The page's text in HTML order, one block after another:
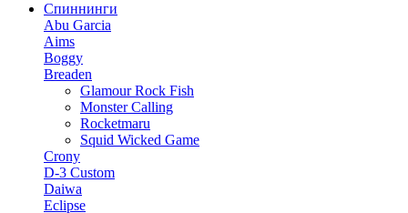
Спиннинги
Abu Garcia
Aims
Boggy
Breaden
Glamour Rock Fish
Monster Calling
Rocketmaru
Squid Wicked Game
Crony
D-3 Custom
Daiwa
Eclipse